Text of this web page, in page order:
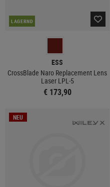
LAGERND
ESS
CrossBlade Naro Replacement Lens
Laser LPL-5
€ 173,90
NEU